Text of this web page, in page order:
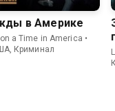
в Америке
a Time in America •
Криминал